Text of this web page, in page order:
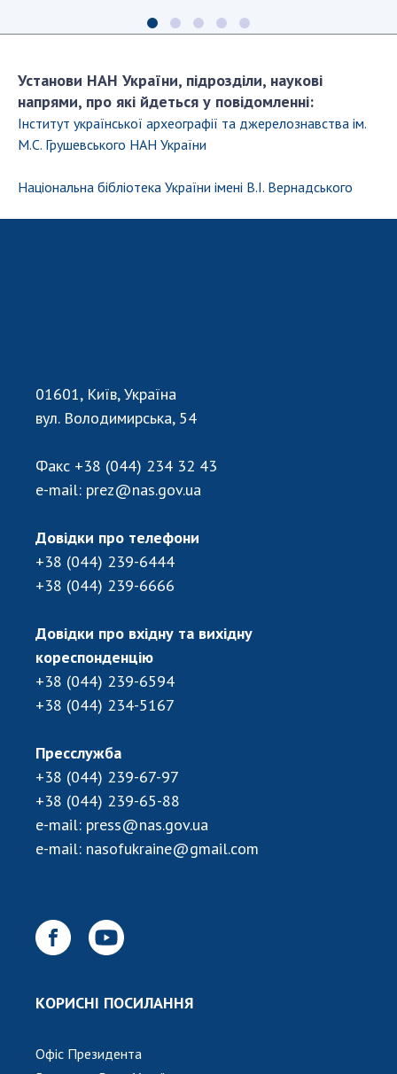
Установи НАН України, підрозділи, наукові
напрями, про які йдеться у повідомленні:
Інститут української археографії та джерелознавства ім.
М.С. Грушевського НАН України
Національна бібліотека України імені В.І. Вернадського
01601, Київ, Україна
вул. Володимирська, 54
Факс +38 (044) 234 32 43
e-mail: prez@nas.gov.ua
Довідки про телефони
+38 (044) 239-6444
+38 (044) 239-6666
Довідки про вхідну та вихідну
кореспонденцію
+38 (044) 239-6594
+38 (044) 234-5167
Пресслужба
+38 (044) 239-67-97
+38 (044) 239-65-88
e-mail: press@nas.gov.ua
e-mail: nasofukraine@gmail.com
КОРИСНІ ПОСИЛАННЯ
Офіс Президента